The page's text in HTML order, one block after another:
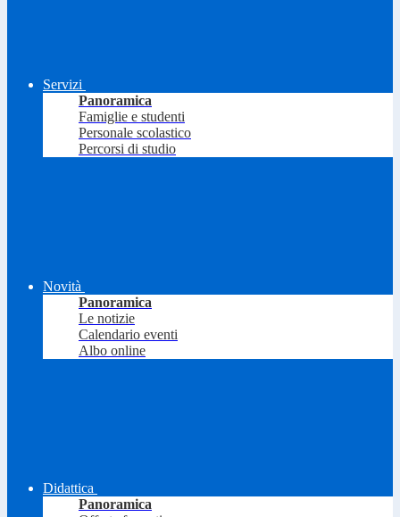
Servizi
Panoramica
Famiglie e studenti
Personale scolastico
Percorsi di studio
Novità
Panoramica
Le notizie
Calendario eventi
Albo online
Didattica
Panoramica